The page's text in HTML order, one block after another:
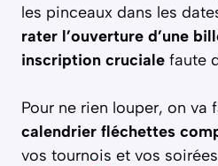
les pinceaux dans les
rater l’ouverture d’une
inscription cruciale faute
Pour ne rien louper, on va
calendrier fléchettes
vos tournois et vos